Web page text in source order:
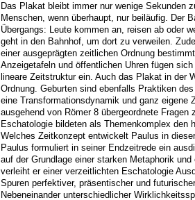
Das Plakat bleibt immer nur wenige Sekunden
Menschen, wenn überhaupt, nur beiläufig. Der
Übergangs: Leute kommen an, reisen ab oder
geht in den Bahnhof, um dort zu verweilen.
einer ausgeprägten zeitlichen Ordnung
Anzeigetafeln und öffentlichen Uhren fügen
lineare Zeitstruktur ein. Auch das Plakat in der
Ordnung. Geburten sind ebenfalls Praktiken
eine Transformationsdynamik und ganz eigene
ausgehend von Römer 8 übergeordnete
Eschatologie bildeten als Themenkomplex den
Welches Zeitkonzept entwickelt Paulus in
Paulus formuliert in seiner Endzeitrede ein
auf der Grundlage einer starken Metaphorik
verleiht er einer verzeitlichten Eschatologie
Spuren perfektiver, präsentischer und
Nebeneinander unterschiedlicher